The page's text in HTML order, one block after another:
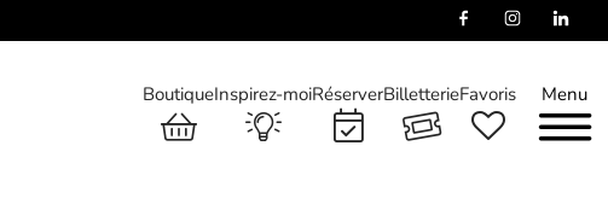
Menu
BoutiqueInspirez-moiRéserverBilletterieFavoris